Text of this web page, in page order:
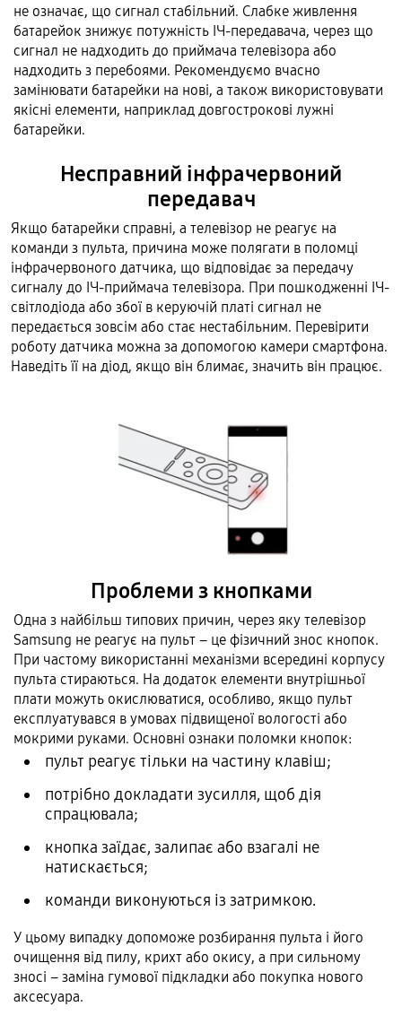
не означає, що сигнал стабільний. Слабке живлення
батарейок знижує потужність ІЧ-передавача, через що
сигнал не надходить до приймача телевізора або
надходить з перебоями. Рекомендуємо вчасно
замінювати батарейки на нові, а також використовувати
якісні елементи, наприклад довгострокові лужні
батарейки.
Несправний інфрачервоний
передавач
Якщо батарейки справні, а телевізор не реагує на
команди з пульта, причина може полягати в поломці
інфрачервоного датчика, що відповідає за передачу
сигналу до ІЧ-приймача телевізора. При пошкодженні ІЧ-
світлодіода або збої в керуючій платі сигнал не
передається зовсім або стає нестабільним. Перевірити
роботу датчика можна за допомогою камери смартфона.
Наведіть її на діод, якщо він блимає, значить він працює.
Проблеми з кнопками
Одна з найбільш типових причин, через яку телевізор
Samsung не реагує на пульт – це фізичний знос кнопок.
При частому використанні механізми всередині корпусу
пульта стираються. На додаток елементи внутрішньої
плати можуть окислюватися, особливо, якщо пульт
експлуатувався в умовах підвищеної вологості або
мокрими руками. Основні ознаки поломки кнопок:
пульт реагує тільки на частину клавіш;
потрібно докладати зусилля, щоб дія
спрацювала;
кнопка заїдає, залипає або взагалі не
натискається;
команди виконуються із затримкою.
У цьому випадку допоможе розбирання пульта і його
очищення від пилу, крихт або окису, а при сильному
зносі – заміна гумової підкладки або покупка нового
аксесуара.